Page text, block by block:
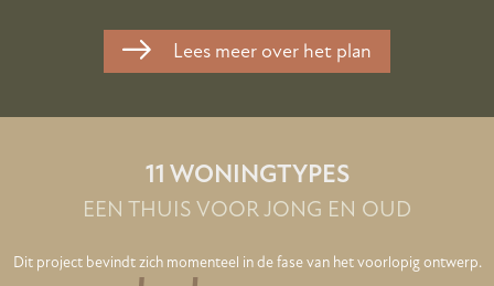
Lees meer over het plan
11 WONINGTYPES
EEN THUIS VOOR JONG EN OUD
Dit project bevindt zich momenteel in de fase van het voorlopig ontwerp.